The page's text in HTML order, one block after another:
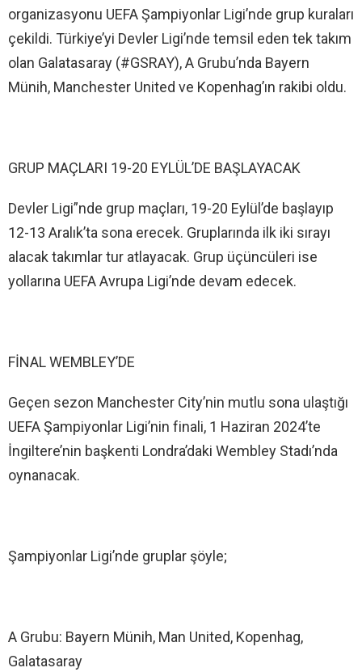
organizasyonu UEFA Şampiyonlar Ligi’nde grup kuraları
çekildi. Türkiye’yi Devler Ligi’nde temsil eden tek takım
olan Galatasaray (#GSRAY), A Grubu’nda Bayern
Münih, Manchester United ve Kopenhag’ın rakibi oldu.
GRUP MAÇLARI 19-20 EYLÜL’DE BAŞLAYACAK
Devler Ligi”nde grup maçları, 19-20 Eylül’de başlayıp
12-13 Aralık’ta sona erecek. Gruplarında ilk iki sırayı
alacak takımlar tur atlayacak. Grup üçüncüleri ise
yollarına UEFA Avrupa Ligi’nde devam edecek.
FİNAL WEMBLEY’DE
Geçen sezon Manchester City’nin mutlu sona ulaştığı
UEFA Şampiyonlar Ligi’nin finali, 1 Haziran 2024’te
İngiltere’nin başkenti Londra’daki Wembley Stadı’nda
oynanacak.
Şampiyonlar Ligi’nde gruplar şöyle;
A Grubu: Bayern Münih, Man United, Kopenhag,
Galatasaray